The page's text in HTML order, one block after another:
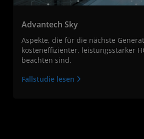
Advantech Sky
Aspekte, die für die nächste
kosteneffizienter, leistungsstarker
beachten sind.
Fallstudie lesen